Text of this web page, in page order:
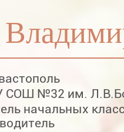
СОШ №32 им.
начальных